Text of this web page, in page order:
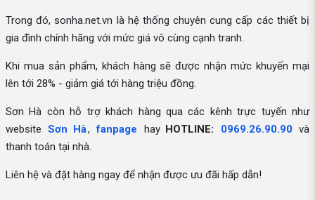
Trong đó, sonha.net.vn là hệ thống chuyên cung cấp các thiết bị
gia đình chính hãng với mức giá vô cùng cạnh tranh.
Khi mua sản phẩm, khách hàng sẽ được nhận mức khuyến mại
lên tới 28% - giảm giá tới hàng triệu đồng.
Sơn Hà còn hỗ trợ khách hàng qua các kênh trực tuyến như
website Sơn Hà, fanpage hay HOTLINE: 0969.26.90.90 và
thanh toán tại nhà.
Liên hệ và đặt hàng ngay để nhận được ưu đãi hấp dẫn!